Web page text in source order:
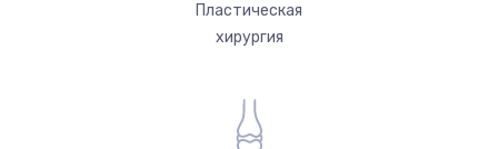
Пластическая
хирургия